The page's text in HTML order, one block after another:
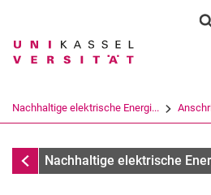
Suchbegriff
Suchen
Nachhaltige elektrische Energi...
Fachgebiete
Nachhaltige elektrische